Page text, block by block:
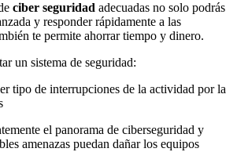
ciber seguridad adecuadas no solo podrás
y responder rápidamente a las
te permite ahorrar tiempo y dinero.
un sistema de seguridad:
tipo de interrupciones de la actividad por la
el panorama de ciberseguridad y
amenazas puedan dañar los equipos